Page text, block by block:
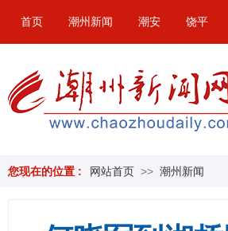
首页 潮州新闻 潮安 饶平
您现在的位置 : 网站首页 >> 潮州新闻